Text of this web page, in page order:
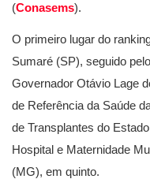
(Conasems).
O primeiro lugar do
Sumaré (SP), seguido
Governador Otávio Lage
de Referência da Saúde
de Transplantes do
Hospital e Maternidade
(MG), em quinto.